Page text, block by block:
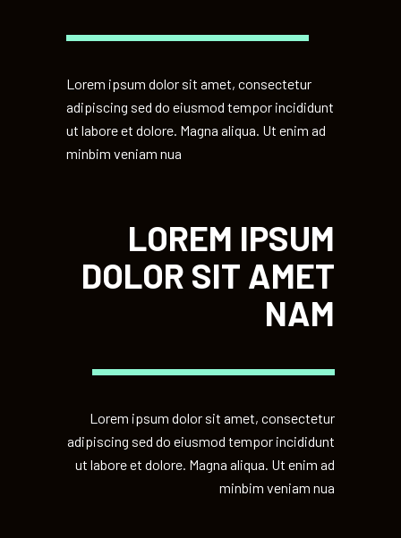
Lorem ipsum dolor sit amet, consectetur
adipiscing sed do eiusmod tempor incididunt
ut labore et dolore. Magna aliqua. Ut enim ad
minbim veniam nua
LOREM IPSUM
DOLOR SIT AMET
NAM
Lorem ipsum dolor sit amet, consectetur
adipiscing sed do eiusmod tempor incididunt
ut labore et dolore. Magna aliqua. Ut enim ad
minbim veniam nua